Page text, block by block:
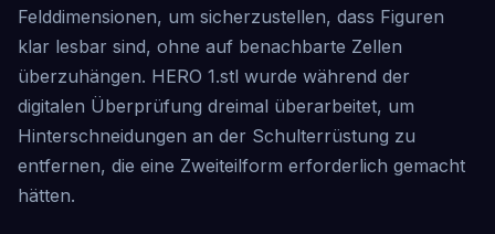
Felddimensionen, um sicherzustellen, dass Figuren
klar lesbar sind, ohne auf benachbarte Zellen
überzuhängen. HERO 1.stl wurde während der
digitalen Überprüfung dreimal überarbeitet, um
Hinterschneidungen an der Schulterrüstung zu
entfernen, die eine Zweiteilform erforderlich gemacht
hätten.